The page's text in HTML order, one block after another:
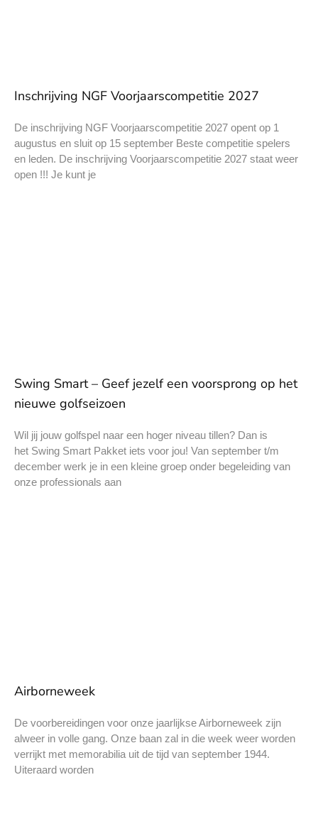
Inschrijving NGF Voorjaarscompetitie 2027
De inschrijving NGF Voorjaarscompetitie 2027 opent op 1
augustus en sluit op 15 september Beste competitie spelers
en leden. De inschrijving Voorjaarscompetitie 2027 staat weer
open !!! Je kunt je
Swing Smart – Geef jezelf een voorsprong op het
nieuwe golfseizoen
Wil jij jouw golfspel naar een hoger niveau tillen? Dan is
het Swing Smart Pakket iets voor jou! Van september t/m
december werk je in een kleine groep onder begeleiding van
onze professionals aan
Airborneweek
De voorbereidingen voor onze jaarlijkse Airborneweek zijn
alweer in volle gang. Onze baan zal in die week weer worden
verrijkt met memorabilia uit de tijd van september 1944.
Uiteraard worden